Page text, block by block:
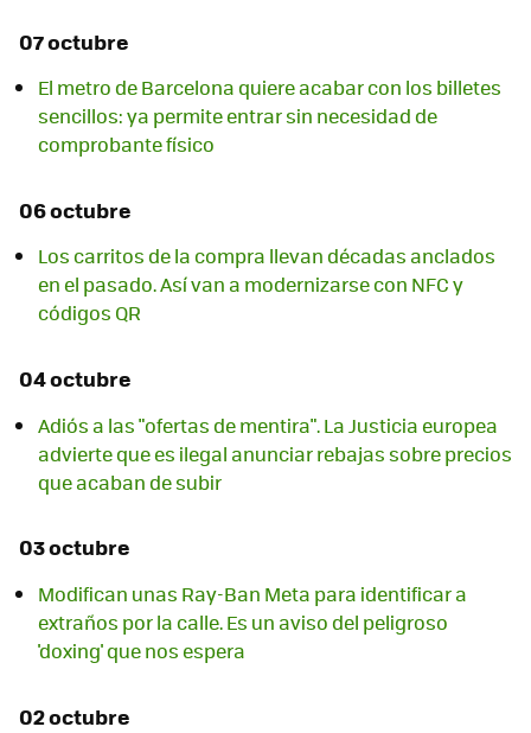
07 octubre
El metro de Barcelona quiere acabar con los billetes
sencillos: ya permite entrar sin necesidad de
comprobante físico
06 octubre
Los carritos de la compra llevan décadas anclados
en el pasado. Así van a modernizarse con NFC y
códigos QR
04 octubre
Adiós a las "ofertas de mentira". La Justicia europea
advierte que es ilegal anunciar rebajas sobre precios
que acaban de subir
03 octubre
Modifican unas Ray-Ban Meta para identificar a
extraños por la calle. Es un aviso del peligroso
'doxing' que nos espera
02 octubre